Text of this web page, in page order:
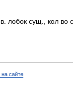
лобок сущ., кол во
сайте